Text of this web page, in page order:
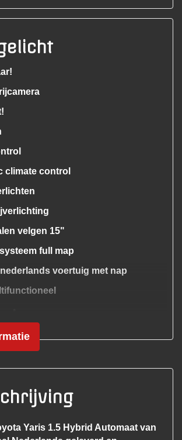
climate control
velgen 15"
full map
voertuig met nap
Yaris 1.5 Hybrid Automaat van